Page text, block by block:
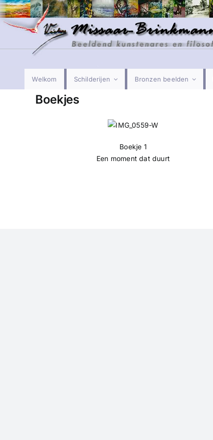
Ga
naar
inhoud
Welkom Schilderijen Bronzen beelden
Boekjes
Boekje 1
Een moment dat duurt